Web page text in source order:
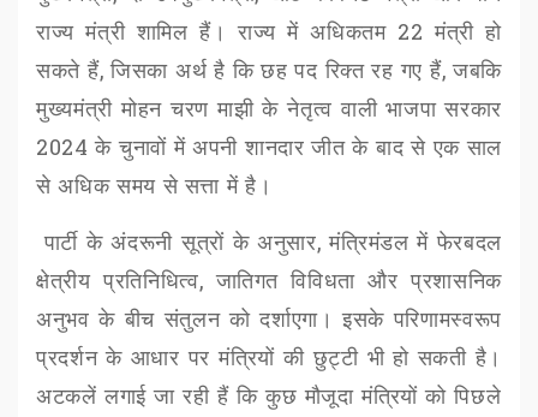
राज्य मंत्री शामिल हैं। राज्य में अधिकतम 22 मंत्री हो
सकते हैं,जिसका अर्थ है कि छह पद रिक्त रह गए हैं,जबकि
मुख्यमंत्री मोहन चरण माझी के नेतृत्व वाली भाजपा सरकार
2024 के चुनावों में अपनी शानदार जीत के बाद से एक साल
से अधिक समय से सत्ता में है।
पार्टी के अंदरूनी सूत्रों के अनुसार,मंत्रिमंडल में फेरबदल
क्षेत्रीय प्रतिनिधित्व,जातिगत विविधता और प्रशासनिक
अनुभव के बीच संतुलन को दर्शाएगा। इसके परिणामस्वरूप
प्रदर्शन के आधार पर मंत्रियों की छुट्टी भी हो सकती है ।
अटकलें लगाई जा रही हैं कि कुछ मौजूदा मंत्रियों को पिछले